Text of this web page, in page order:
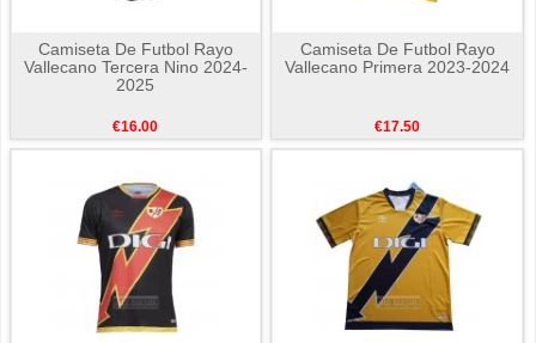
Camiseta De Futbol Rayo
Vallecano Tercera Nino 2024-
2025
€16.00
Camiseta De Futbol Rayo
Vallecano Primera 2023-2024
€17.50